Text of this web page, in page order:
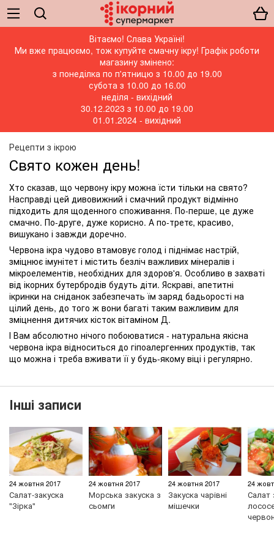
Вітаємо! Слава Україні!
Ми вже працюємо, тож купуйте смачну ікру! Графік роботи
магазину змінено:
з понеділка по п'ятницю з 10.00 до 19.00
субота з 10.00 до 16.00
неділя - вихідний
30.12.2023 з 10.00 до 19.00
01.01.2024 - вихідний
Рецепти з ікрою
Свято кожен день!
Хто сказав, що червону ікру можна їсти тільки на свято?
Насправді цей дивовижний і смачний продукт відмінно
підходить для щоденного споживання. По-перше, це дуже
смачно. По-друге, дуже корисно. А по-третє, красиво,
вишукано і завжди доречно.
Червона ікра чудово втамовує голод і піднімає настрій,
зміцнює імунітет і містить безліч важливих мінералів і
мікроелементів, необхідних для здоров'я. Особливо в захваті
від ікорних бутербродів будуть діти. Яскраві, апетитні
ікринки на сніданок забезпечать їм заряд бадьорості на
цілий день, до того ж вони багаті таким важливим для
зміцнення дитячих кісток вітаміном Д.
І Вам абсолютно нічого побоюватися - натуральна якісна
червона ікра відноситься до гіпоалергенних продуктів, так
що можна і треба вживати її у будь-якому віці і регулярно.
Інші записи
24 жовтня 2017
Салат-закуска
"Зірка"
24 жовтня 2017
Морська закуска з
сьомги
24 жовтня 2017
Закуска чарівні
мішечки
24
Салат